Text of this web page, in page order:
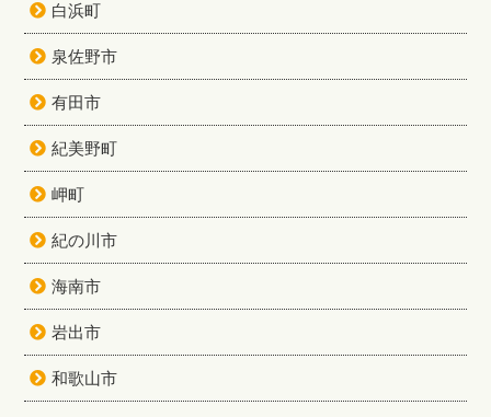
白浜町
泉佐野市
有田市
紀美野町
岬町
紀の川市
海南市
岩出市
和歌山市